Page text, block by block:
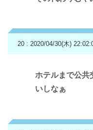
20 : 2020/04/30(木)
ホテルまで公共
いしなぁ